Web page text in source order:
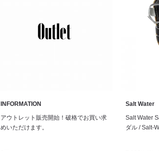
INFORMATION
アウトレット販売開始！破格でお買い求
めいただけます。
Salt Water
Salt Water
ダル / Salt-